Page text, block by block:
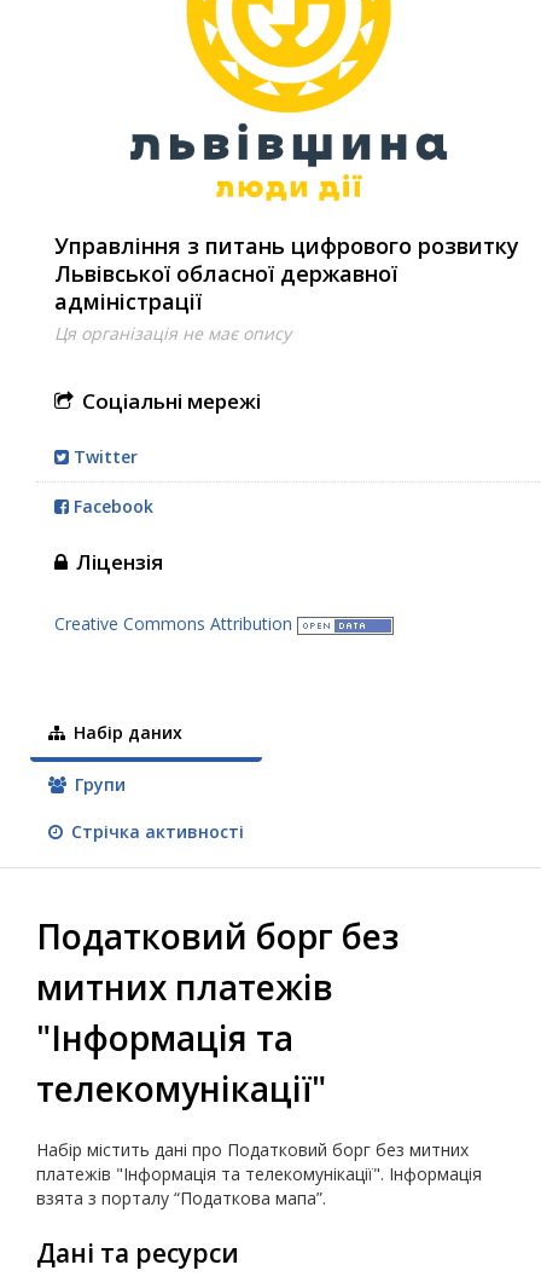
Управління з питань цифрового розвитку
Львівської обласної державної
адміністрації
Ця організація не має опису
Соціальні мережі
Twitter
Facebook
Ліцензія
Creative Commons Attribution
Набір даних
Групи
Стрічка активності
Податковий борг без
митних платежів
"Iнформацiя та
телекомунiкацiї"
Набір містить дані про Податковий борг без митних
платежів "Iнформацiя та телекомунiкацiї". Інформація
взята з порталу “Податкова мапа”.
Дані та ресурси